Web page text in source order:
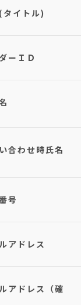
イトル)
ーＩＤ
合わせ時氏名
号
アドレス
アドレス（確